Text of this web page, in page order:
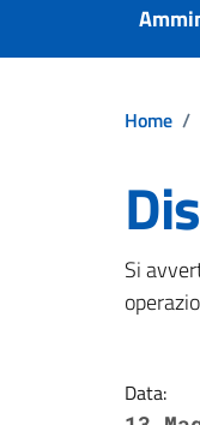
Home /
Si
Data: